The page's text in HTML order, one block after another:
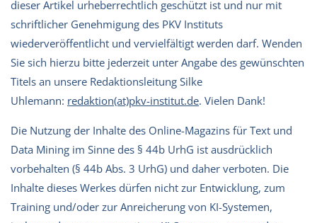
dieser Artikel urheberrechtlich geschützt ist und nur mit
schriftlicher Genehmigung des PKV Instituts
wiederveröffentlicht und vervielfältigt werden darf. Wenden
Sie sich hierzu bitte jederzeit unter Angabe des gewünschten
Titels an unsere Redaktionsleitung Silke
Uhlemann: redaktion(at)pkv-institut.de. Vielen Dank!
Die Nutzung der Inhalte des Online-Magazins für Text und
Data Mining im Sinne des § 44b UrhG ist ausdrücklich
vorbehalten (§ 44b Abs. 3 UrhG) und daher verboten. Die
Inhalte dieses Werkes dürfen nicht zur Entwicklung, zum
Training und/oder zur Anreicherung von KI-Systemen,